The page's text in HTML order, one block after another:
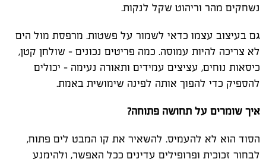
נשחקים מהר וריהוט שקל לנקות.
גם בעיצוב עצמו כדאי לשמור על פשטות. מרפסת מול הים
לא צריכה להיות עמוסה. כמה פריטים נכונים - שולחן קטן,
כיסאות נוחים, עציצים עמידים ותאורה נעימה - יכולים
להספיק כדי להפוך אותה לפינה שימושית באמת.
איך שומרים על תחושה פתוחה?
הסוד הוא לא להעמיס. להשאיר את קו המבט לים פתוח,
לבחור זכוכית ופרופילים עדינים ככל האפשר, ולהימנע